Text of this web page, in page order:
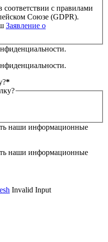
с правилами
Союзе (GDPR).
Заявление о
*
наши информационные
наши информационные
Invalid Input